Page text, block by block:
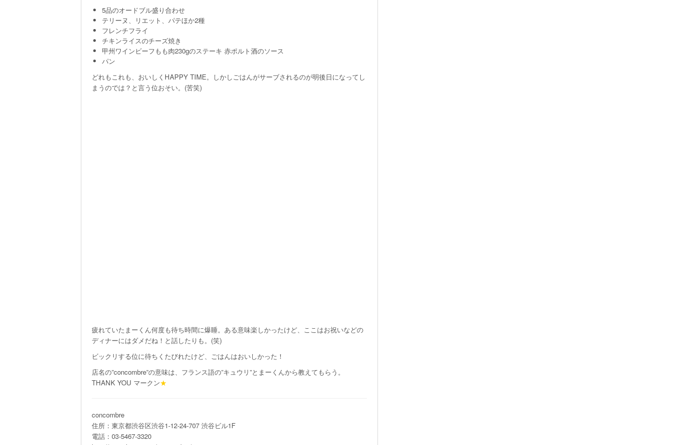
5品のオードブル盛り合わせ
テリーヌ、リエット、パテほか2種
フレンチフライ
チキンライスのチーズ焼き
甲州ワインビーフもも肉230gのステーキ 赤ポルト酒のソース
パン
どれもこれも、おいしくHAPPY TIME。しかしごはんがサーブされるのが明後日になってし
まうのでは？と言う位おそい。(苦笑)
疲れていたまーくん何度も待ち時間に爆睡。ある意味楽しかったけど、ここはお祝いなどの
ディナーにはダメだね！と話したりも。(笑)
ビックリする位に待ちくたびれたけど、ごはんはおいしかった！
店名の”concombre”の意味は、フランス語の”キュウリ”とまーくんから教えてもらう。
THANK YOU マークン★
concombre
住所：東京都渋谷区渋谷1-12-24-707 渋谷ビル1F
電話：03-5467-3320